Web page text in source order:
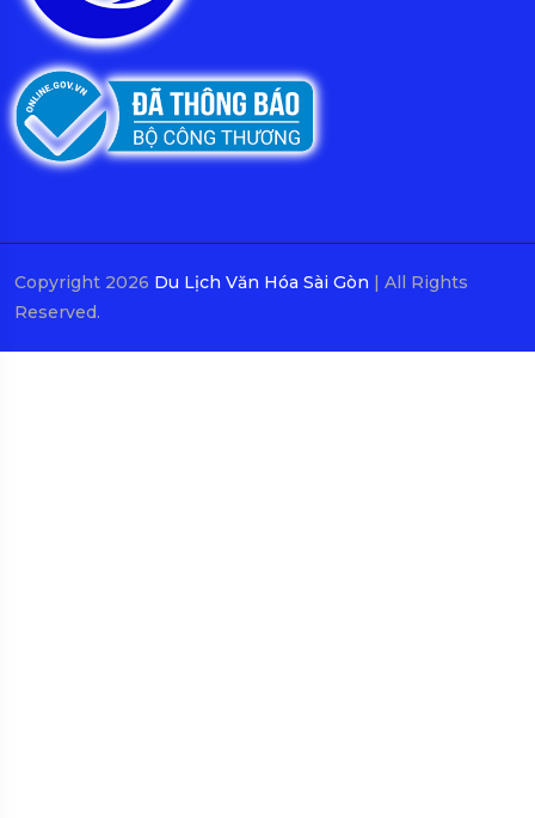
Copyright 2026 Du Lịch Văn Hóa Sài Gòn | All Rights
Reserved.